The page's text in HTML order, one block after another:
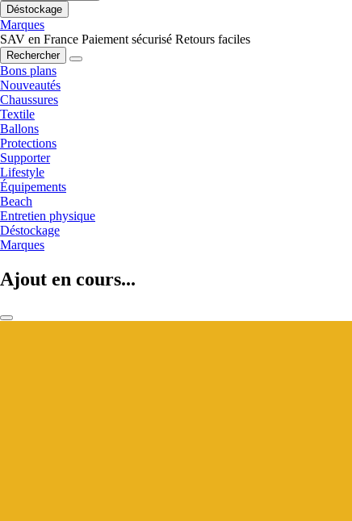
Déstockage
Marques
SAV en France Paiement sécurisé Retours faciles
Rechercher
Bons plans
Nouveautés
Chaussures
Textile
Ballons
Protections
Supporter
Lifestyle
Équipements
Beach
Entretien physique
Déstockage
Marques
Ajout en cours...